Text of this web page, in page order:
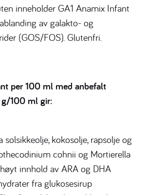
inneholder GA1 Anamix Infant
av galakto- og
(GOS/FOS). Glutenfri.
per 100 ml med anbefalt
100 ml gir:
kokosolje, rapsolje og
cohnii og Mortierella
innhold av ARA og DHA
fra glukosesirup